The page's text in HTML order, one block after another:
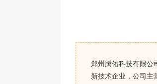
CPU：2*E5-2660 十六
内存：32G
硬盘：2T SATA3或
郑州腾佑科技有限公
新技术企业，公司主